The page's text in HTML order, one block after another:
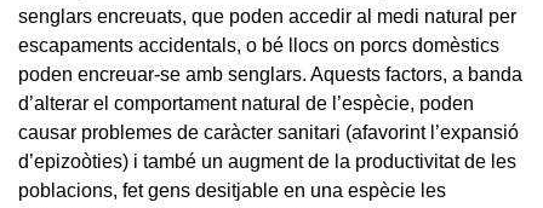
senglars encreuats, que poden accedir al medi natural per
escapaments accidentals, o bé llocs on porcs domèstics
poden encreuar-se amb senglars. Aquests factors, a banda
d’alterar el comportament natural de l’espècie, poden
causar problemes de caràcter sanitari (afavorint l’expansió
d’epizoòties) i també un augment de la productivitat de les
poblacions, fet gens desitjable en una espècie les